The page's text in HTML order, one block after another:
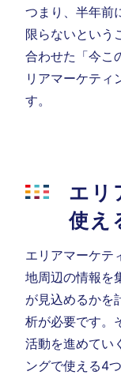
つまり、半年前
限らないという
合わせた「今こ
リアマーケティ
す。
エリ
使え
エリアマーケテ
地周辺の情報を
が見込めるかを
析が必要です。
活動を進めてい
ングで使える4